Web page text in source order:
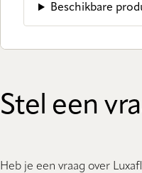
Beschikbare
Stel een
Heb je een vraag over